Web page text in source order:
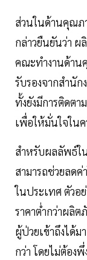
ส่วนในด้านคุณ
กล่าวยืนยันว่า
คณะทำงานด้าน
รับรองจากสำนัก
ทั้งยังมีการติดตา
เพื่อให้มั่นใจใน
สำหรับผลลัพธ์ใน
สามารถช่วยลด
ในประเทศ ตัวอ
ราคาต่ำกว่าผลิ
ผู้ป่วยเข้าถึงได้
กว่า โดยไม่ต้อง